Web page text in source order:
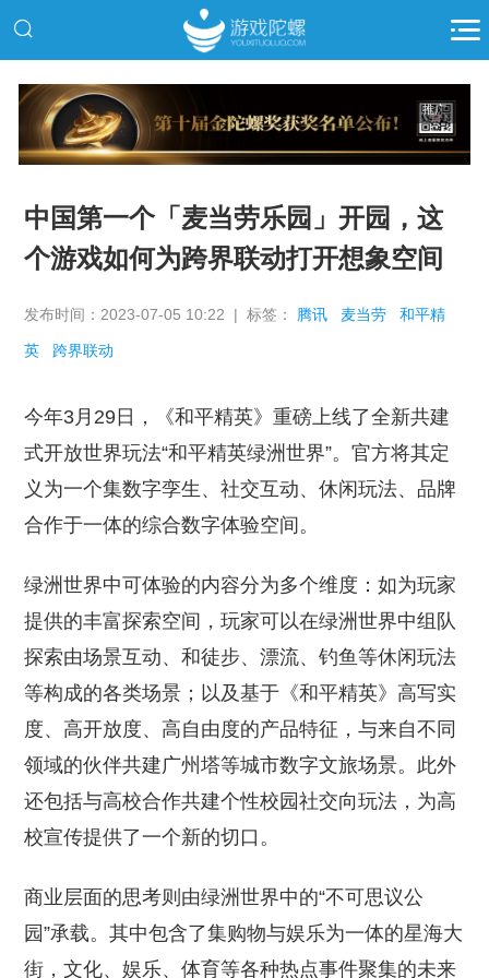
推广
中国第一个「麦当劳乐园」开园，这
个游戏如何为跨界联动打开想象空间
发布时间：2023-07-05 10:22 | 标签： 腾讯 麦当劳 和平精
英 跨界联动
今年3月29日，《和平精英》重磅上线了全新共建
式开放世界玩法“和平精英绿洲世界”。官方将其定
义为一个集数字孪生、社交互动、休闲玩法、品牌
合作于一体的综合数字体验空间。
绿洲世界中可体验的内容分为多个维度：如为玩家
提供的丰富探索空间，玩家可以在绿洲世界中组队
探索由场景互动、和徒步、漂流、钓鱼等休闲玩法
等构成的各类场景；以及基于《和平精英》高写实
度、高开放度、高自由度的产品特征，与来自不同
领域的伙伴共建广州塔等城市数字文旅场景。此外
还包括与高校合作共建个性校园社交向玩法，为高
校宣传提供了一个新的切口。
商业层面的思考则由绿洲世界中的“不可思议公
园”承载。其中包含了集购物与娱乐为一体的星海大
街，文化、娱乐、体育等各种热点事件聚集的未来